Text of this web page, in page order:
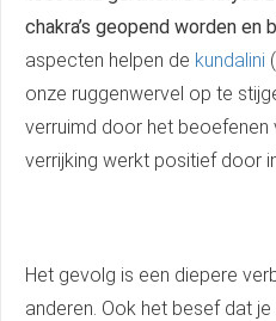
chakra’s geopend worden en
aspecten helpen de kundalini
onze ruggenwervel op te
verruimd door het beoefenen
verrijking werkt positief door
Het gevolg is een diepere
anderen. Ook het besef dat